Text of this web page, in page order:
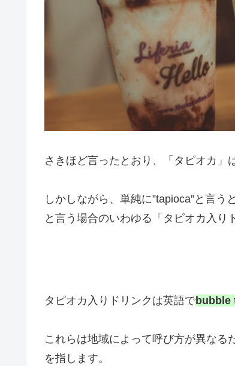
さきほど言ったとおり、「タピオカ」
しかしながら、単純に”tapioca”と言
と言う場合のいわゆる「タピオカ入り
タピオカ入りドリンクは英語でbubble
これらは地域によって呼び方が異なる
を指します。